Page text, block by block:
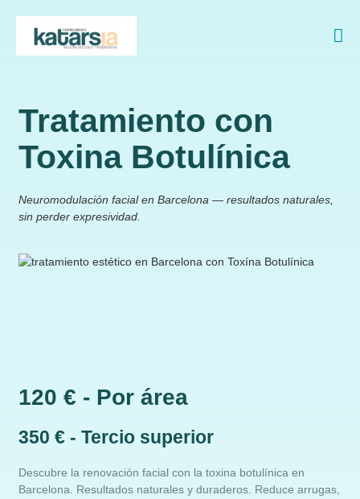
Tratamiento con
Toxina Botulínica
Neuromodulación facial en Barcelona — resultados naturales,
sin perder expresividad.
120 € - Por área
350 € - Tercio superior
Descubre la renovación facial con la toxina botulínica en
Barcelona. Resultados naturales y duraderos. Reduce arrugas,